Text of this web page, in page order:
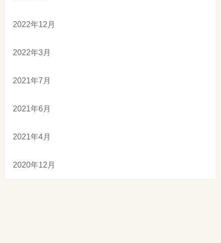
2022年12月
2022年3月
2021年7月
2021年6月
2021年4月
2020年12月